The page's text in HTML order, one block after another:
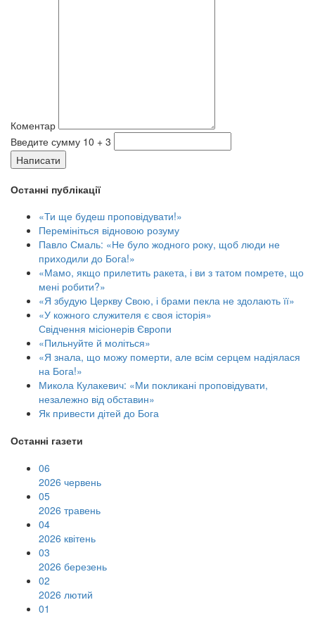
Коментар
Введите сумму 10 + 3
Написати
Останні публікації
«Ти ще будеш проповідувати!»
Перемініться відновою розуму
Павло Смаль: «Не було жодного року, щоб люди не
приходили до Бога!»
«Мамо, якщо прилетить ракета, і ви з татом помрете, що
мені робити?»
«Я збудую Церкву Свою, і брами пекла не здолають її»
«У кожного служителя є своя історія»
Свідчення місіонерів Європи
«Пильнуйте й моліться»
«Я знала, що можу померти, але всім серцем надіялася
на Бога!»
Микола Кулакевич: «Ми покликані проповідувати,
незалежно від обставин»
Як привести дітей до Бога
Останні газети
06
2026 червень
05
2026 травень
04
2026 квітень
03
2026 березень
02
2026 лютий
01